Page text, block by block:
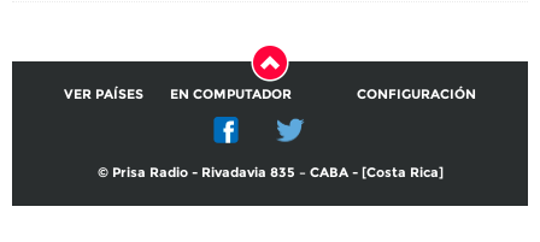
VER PAÍSES EN COMPUTADOR CONFIGURACIÓN
© Prisa Radio - Rivadavia 835 – CABA - [Costa Rica]